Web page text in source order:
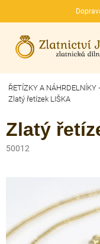
CZK
ŘETÍZKY A NÁHRDELNÍKY
Zlatý řetízek LIŠKA
Zlatý
50012